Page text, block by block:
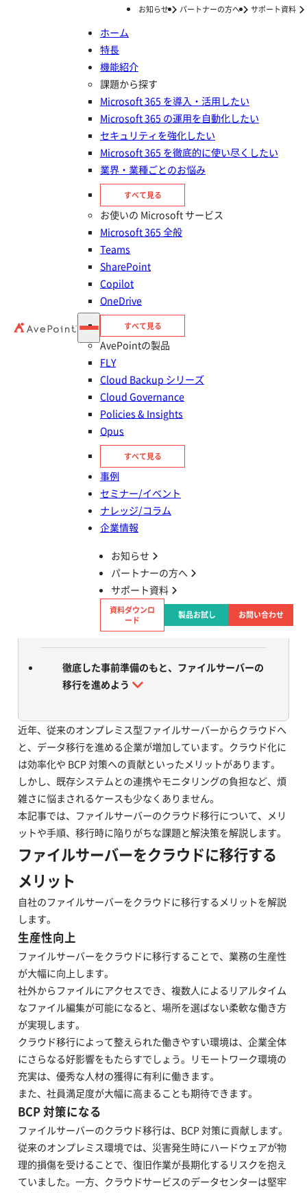
お知らせ パートナーの方へ サポート資料
ホーム
特長
機能紹介
課題から探す
Microsoft 365 を導入・活用したい
Microsoft 365 の運用を自動化したい
セキュリティを強化したい
Microsoft 365 を徹底的に使い尽くしたい
業界・業種ごとのお悩み
すべて見る
お使いの Microsoft サービス
Microsoft 365 全般
Teams
SharePoint
Copilot
OneDrive
すべて見る
AvePointの製品
FLY
Cloud Backup シリーズ
Cloud Governance
Policies & Insights
Opus
すべて見る
事例
セミナー/イベント
ナレッジ/コラム
企業情報
お知らせ
パートナーの方へ
サポート資料
資料ダウンロ
ード
製品お試し お問い合わせ
ナレッジ/コラム
ファイルサーバーをクラウドに移
行するメリットや手順は？課題に
なってしまう意外なポイントも
2025年06月11日
ファイルサーバー移行
FLY／Microsoft 365
ファイルサーバーをクラウドに移行するメリッ
ファイルサーバーを移行する方法
ファイルサーバーを移行する際の課題
AvePoint FLY で移行の煩雑さを解決
徹底した事前準備のもと、ファイルサーバーの
移行を進めよう
近年、従来のオンプレミス型ファイルサーバーからクラウドへ
と、データ移行を進める企業が増加しています。クラウド化に
は効率化や BCP 対策への貢献といったメリットがあります。
しかし、既存システムとの連携やモニタリングの負担など、煩
雑さに悩まされるケースも少なくありません。
本記事では、ファイルサーバーのクラウド移行について、メリ
ットや手順、移行時に陥りがちな課題と解決策を解説します。
ファイルサーバーをクラウドに移行する
メリット
自社のファイルサーバーをクラウドに移行するメリットを解説
します。
生産性向上
ファイルサーバーをクラウドに移行することで、業務の生産性
が大幅に向上します。
社外からファイルにアクセスでき、複数人によるリアルタイム
なファイル編集が可能になると、場所を選ばない柔軟な働き方
が実現します。
クラウド移行によって整えられた働きやすい環境は、企業全体
にさらなる好影響をもたらすでしょう。リモートワーク環境の
充実は、優秀な人材の獲得に有利に働きます。
また、社員満足度が大幅に高まることも期待できます。
BCP 対策になる
ファイルサーバーのクラウド移行は、BCP 対策に貢献します。
従来のオンプレミス環境では、災害発生時にハードウェアが物
理的損傷を受けることで、復旧作業が長期化するリスクを抱え
ていました。一方、クラウドサービスのデータセンターは堅牢